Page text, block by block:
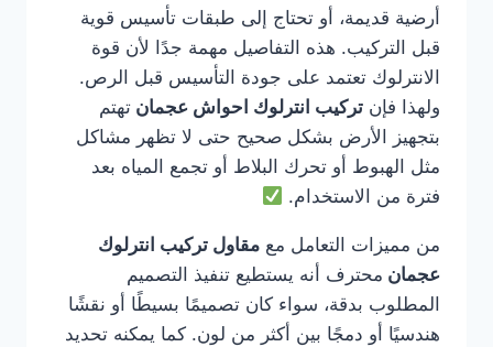
أرضية قديمة، أو تحتاج إلى طبقات تأسيس قوية
قبل التركيب. هذه التفاصيل مهمة جدًا لأن قوة
الانترلوك تعتمد على جودة التأسيس قبل الرص.
ولهذا فإن تركيب انترلوك احواش عجمان تهتم
بتجهيز الأرض بشكل صحيح حتى لا تظهر مشاكل
مثل الهبوط أو تحرك البلاط أو تجمع المياه بعد
فترة من الاستخدام.
من مميزات التعامل مع مقاول تركيب انترلوك
عجمان محترف أنه يستطيع تنفيذ التصميم
المطلوب بدقة، سواء كان تصميمًا بسيطًا أو نقشًا
هندسيًا أو دمجًا بين أكثر من لون. كما يمكنه تحديد